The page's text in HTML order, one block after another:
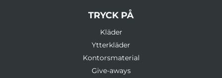
TRYCK PÅ
Kläder
Ytterkläder
Kontorsmaterial
Give-aways